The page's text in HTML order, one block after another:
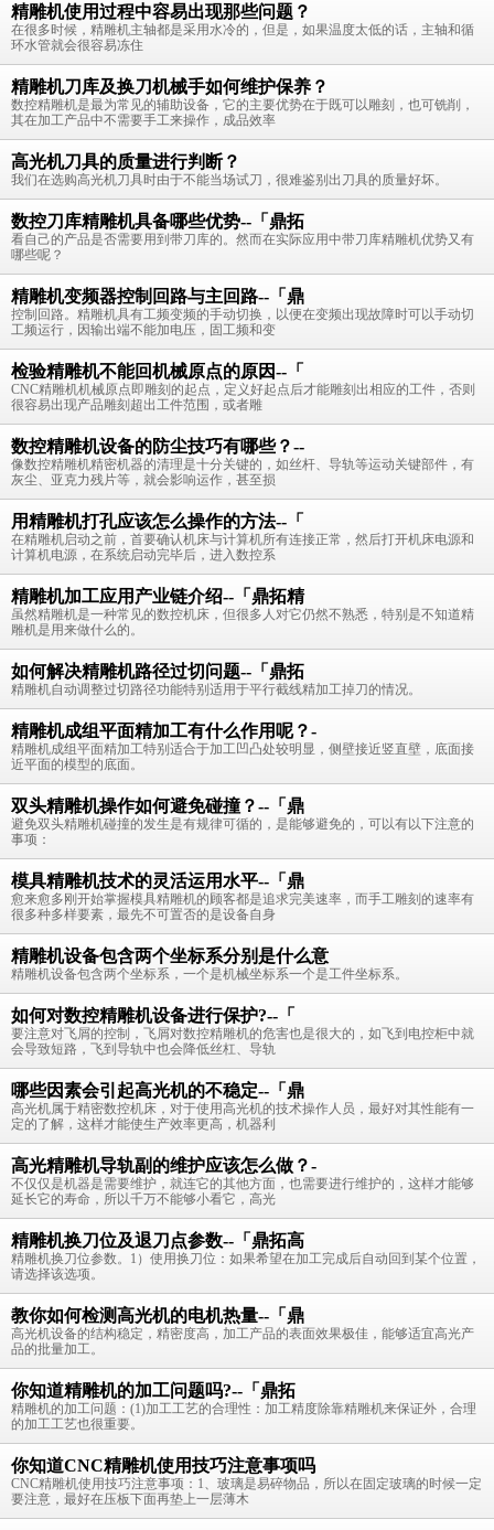
精雕机使用过程中容易出现那些问题？
在很多时候，精雕机主轴都是采用水冷的，但是，如果温度太低的话，主轴和循
环水管就会很容易冻住
精雕机刀库及换刀机械手如何维护保养？
数控精雕机是最为常见的辅助设备，它的主要优势在于既可以雕刻，也可铣削，
其在加工产品中不需要手工来操作，成品效率
高光机刀具的质量进行判断？
我们在选购高光机刀具时由于不能当场试刀，很难鉴别出刀具的质量好坏。
数控刀库精雕机具备哪些优势--「鼎拓
看自己的产品是否需要用到带刀库的。然而在实际应用中带刀库精雕机优势又有
哪些呢？
精雕机变频器控制回路与主回路--「鼎
控制回路。精雕机具有工频变频的手动切换，以便在变频出现故障时可以手动切
工频运行，因输出端不能加电压，固工频和变
检验精雕机不能回机械原点的原因--「
CNC精雕机机械原点即雕刻的起点，定义好起点后才能雕刻出相应的工件，否则
很容易出现产品雕刻超出工件范围，或者雕
数控精雕机设备的防尘技巧有哪些？--
像数控精雕机精密机器的清理是十分关键的，如丝杆、导轨等运动关键部件，有
灰尘、亚克力残片等，就会影响运作，甚至损
用精雕机打孔应该怎么操作的方法--「
在精雕机启动之前，首要确认机床与计算机所有连接正常，然后打开机床电源和
计算机电源，在系统启动完毕后，进入数控系
精雕机加工应用产业链介绍--「鼎拓精
虽然精雕机是一种常见的数控机床，但很多人对它仍然不熟悉，特别是不知道精
雕机是用来做什么的。
如何解决精雕机路径过切问题--「鼎拓
精雕机自动调整过切路径功能特别适用于平行截线精加工掉刀的情况。
精雕机成组平面精加工有什么作用呢？-
精雕机成组平面精加工特别适合于加工凹凸处较明显，侧壁接近竖直壁，底面接
近平面的模型的底面。
双头精雕机操作如何避免碰撞？--「鼎
避免双头精雕机碰撞的发生是有规律可循的，是能够避免的，可以有以下注意的
事项：
模具精雕机技术的灵活运用水平--「鼎
愈来愈多刚开始掌握模具精雕机的顾客都是追求完美速率，而手工雕刻的速率有
很多种多样要素，最先不可置否的是设备自身
精雕机设备包含两个坐标系分别是什么意
精雕机设备包含两个坐标系，一个是机械坐标系一个是工件坐标系。
如何对数控精雕机设备进行保护?--「
要注意对飞屑的控制，飞屑对数控精雕机的危害也是很大的，如飞到电控柜中就
会导致短路，飞到导轨中也会降低丝杠、导轨
哪些因素会引起高光机的不稳定--「鼎
高光机属于精密数控机床，对于使用高光机的技术操作人员，最好对其性能有一
定的了解，这样才能使生产效率更高，机器利
高光精雕机导轨副的维护应该怎么做？-
不仅仅是机器是需要维护，就连它的其他方面，也需要进行维护的，这样才能够
延长它的寿命，所以千万不能够小看它，高光
精雕机换刀位及退刀点参数--「鼎拓高
精雕机换刀位参数。1）使用换刀位：如果希望在加工完成后自动回到某个位置，
请选择该选项。
教你如何检测高光机的电机热量--「鼎
高光机设备的结构稳定，精密度高，加工产品的表面效果极佳，能够适宜高光产
品的批量加工。
你知道精雕机的加工问题吗?--「鼎拓
精雕机的加工问题：(1)加工工艺的合理性：加工精度除靠精雕机来保证外，合理
的加工工艺也很重要。
你知道CNC精雕机使用技巧注意事项吗
CNC精雕机使用技巧注意事项：1、玻璃是易碎物品，所以在固定玻璃的时候一定
要注意，最好在压板下面再垫上一层薄木